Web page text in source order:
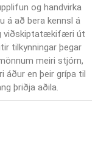
og handvirka
á að bera kennsl á
viðskiptatækifæri út
tilkynningar þegar
meiri stjórn,
en þeir grípa til
þriðja aðila.